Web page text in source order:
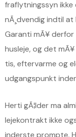
fraflytningssyn ikke
nÃ¸dvendig indtil
Garanti mÃ¥
husleje, og det
tis, eftervarme og
udgangspunkt
Herti gÃ¦lder ma
lejekontrakt ikke
inderste prompte.